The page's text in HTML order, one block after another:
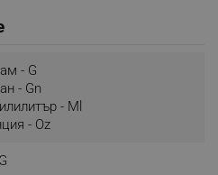
- G
- Gn
- Ml
- Oz